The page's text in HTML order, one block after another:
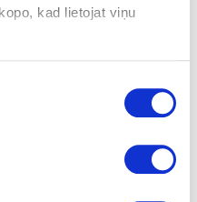
kad lietojat viņu